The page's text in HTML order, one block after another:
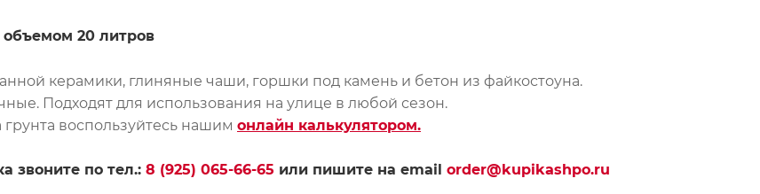
объемом 20 литров
керамики, глиняные чаши, горшки под камень и бетон из файкостоуна.
Подходят для использования на улице в любой сезон.
воспользуйтесь нашим онлайн калькулятором.
звоните по тел.: 8 (925) 065-66-65 или пишите на email order@kupikashpo.ru